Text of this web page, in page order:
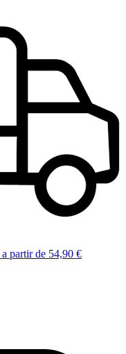
a partir de 54,90 €